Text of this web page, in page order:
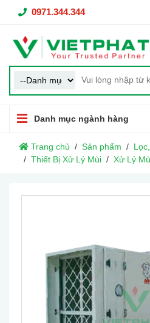
0971.344.344
Danh mục ngành hàng
Trang chủ Sản phẩm
Thiết Bị Xử Lý Mùi
Xử Lý